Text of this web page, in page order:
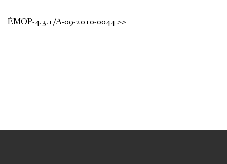
ÉMOP-4.3.1/A-09-2010-0044 >>